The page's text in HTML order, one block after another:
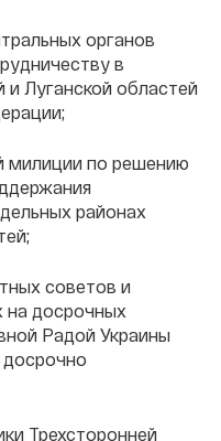
органов
в
Луганской областей
милиции по решению
районах
советов и
на досрочных
Радой Украины
Трехсторонней